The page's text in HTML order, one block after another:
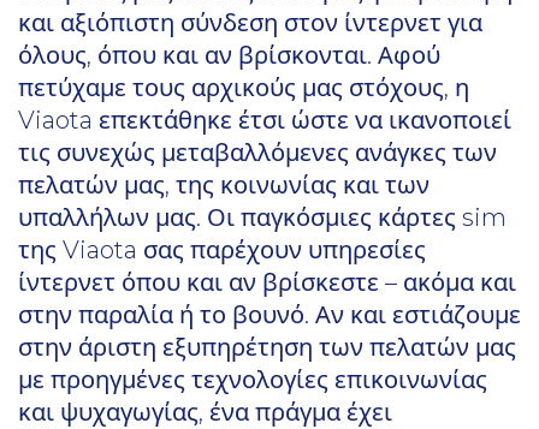
και αξιόπιστη σύνδεση στον ίντερνετ για
όλους, όπου και αν βρίσκονται. Αφού
πετύχαμε τους αρχικούς μας στόχους, η
Viaota επεκτάθηκε έτσι ώστε να ικανοποιεί
τις συνεχώς μεταβαλλόμενες ανάγκες των
πελατών μας, της κοινωνίας και των
υπαλλήλων μας. Οι παγκόσμιες κάρτες sim
της Viaota σας παρέχουν υπηρεσίες
ίντερνετ όπου και αν βρίσκεστε – ακόμα και
στην παραλία ή το βουνό. Αν και εστιάζουμε
στην άριστη εξυπηρέτηση των πελατών μας
με προηγμένες τεχνολογίες επικοινωνίας
και ψυχαγωγίας, ένα πράγμα έχει